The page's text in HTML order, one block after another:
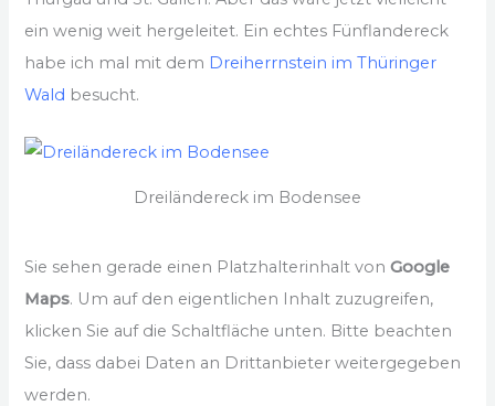
ein wenig weit hergeleitet. Ein echtes Fünflandereck
habe ich mal mit dem Dreiherrnstein im Thüringer
Wald besucht.
Dreiländereck im Bodensee
Sie sehen gerade einen Platzhalterinhalt vonGoogle
Maps. Um auf den eigentlichen Inhalt zuzugreifen,
klicken Sie auf die Schaltfläche unten. Bitte beachten
Sie, dass dabei Daten an Drittanbieter weitergegeben
werden.